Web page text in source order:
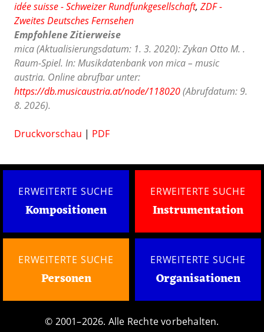
idée suisse - Schweizer Rundfunkgesellschaft, ZDF -
Zweites Deutsches Fernsehen
Empfohlene Zitierweise
mica (Aktualisierungsdatum: 1. 3. 2020): Zykan Otto M. .
Raum-Spiel. In: Musikdatenbank von mica – music
austria. Online abrufbar unter:
https://db.musicaustria.at/node/118020(Abrufdatum: 9.
8. 2026).
Druckvorschau | PDF
ERWEITERTE SUCHE
Kompositionen
ERWEITERTE SUCHE
Instrumentation
ERWEITERTE SUCHE
Personen
ERWEITERTE SUCHE
Organisationen
© 2001–2026. Alle Rechte vorbehalten.